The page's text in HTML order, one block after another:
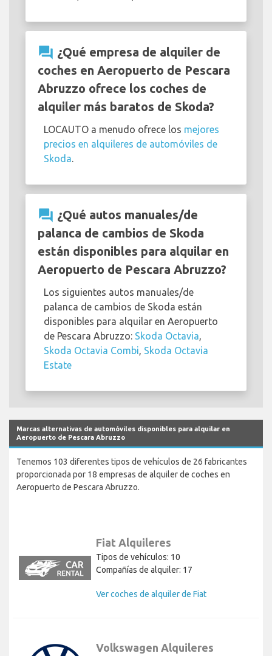
question_answer ¿Qué empresa de alquiler de
coches en Aeropuerto de Pescara
Abruzzo ofrece los coches de
alquiler más baratos de Skoda?
LOCAUTO a menudo ofrece los mejores
precios en alquileres de automóviles de
Skoda
question_answer ¿Qué autos manuales/de
palanca de cambios de Skoda
están disponibles para alquilar en
Aeropuerto de Pescara Abruzzo?
Los siguientes autos manuales/de
palanca de cambios de Skoda están
disponibles para alquilar en Aeropuerto
de Pescara Abruzzo: Skoda Octavia
Skoda Octavia Combi Skoda Octavia
Estate
Marcas alternativas de automóviles disponibles para alquilar en
Aeropuerto de Pescara Abruzzo
Tenemos 103 diferentes tipos de vehículos de 26 fabricantes
proporcionada por 18 empresas de alquiler de coches en
Aeropuerto de Pescara Abruzzo.
Fiat Alquileres
Tipos de vehículos: 10
Compañías de alquiler: 17
Ver coches de alquiler de Fiat
Volkswagen Alquileres